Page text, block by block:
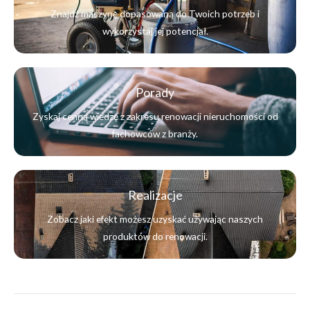
Znajdź maszynę dopasowaną do Twoich potrzeb i
wykorzystaj jej potencjał.
Porady
Zyskaj cenną wiedzę z zakresu renowacji nieruchomości od
fachowców z branży.
Realizacje
Zobacz jaki efekt możesz uzyskać używając naszych
produktów do renowacji.